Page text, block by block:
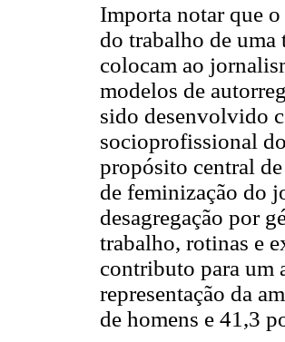
Importa notar que
do trabalho de uma
colocam ao
modelos de
sido desenvolvido
socioprofissional
propósito central
de feminização do
desagregação por
trabalho, rotinas e
contributo para um
representação da
de homens e 41,3